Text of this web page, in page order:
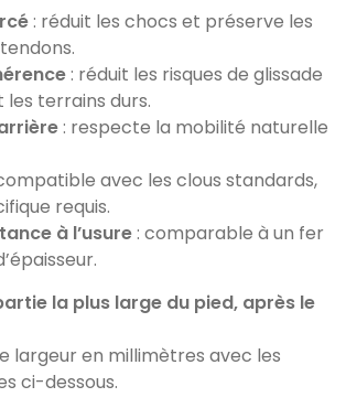
: réduit les chocs et préserve les
: réduit les risques de glissade
les terrains durs.
: respecte la mobilité naturelle
avec les clous standards,
requis.
à l’usure : comparable à un fer
la plus large du pied, après le
largeur en millimètres avec les
ci-dessous.